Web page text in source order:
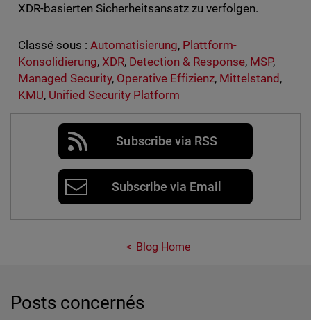
XDR-basierten Sicherheitsansatz zu verfolgen.
Classé sous : Automatisierung, Plattform-
Konsolidierung, XDR, Detection & Response, MSP,
Managed Security, Operative Effizienz, Mittelstand ,
KMU, Unified Security Platform
Subscribe via RSS
Subscribe via Email
Blog Home
Posts concernés